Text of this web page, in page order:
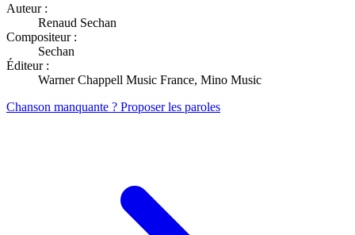
Auteur :
Renaud Sechan
Compositeur :
Sechan
Éditeur :
Warner Chappell Music France, Mino Music
Chanson manquante ? Proposer les paroles